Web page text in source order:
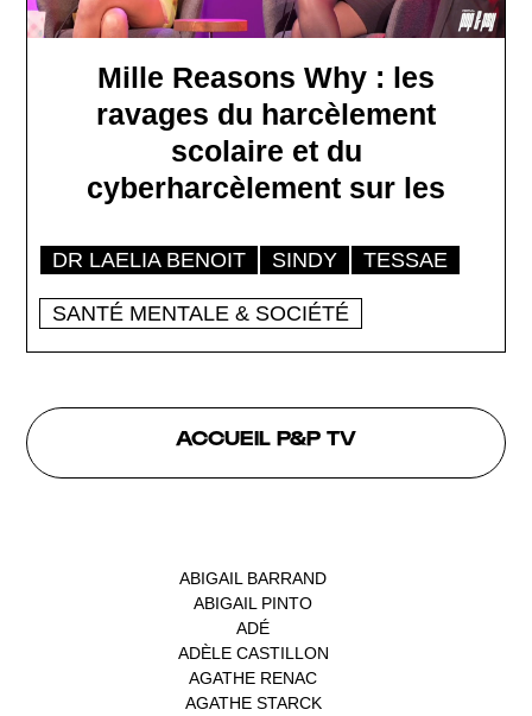
Mille Reasons Why : les
ravages du harcèlement
scolaire et du
cyberharcèlement sur les
DR LAELIA BENOIT SINDY TESSAE
SANTÉ MENTALE & SOCIÉTÉ
ACCUEIL P&P TV
ABIGAIL BARRAND
ABIGAIL PINTO
ADÉ
ADÈLE CASTILLON
AGATHE RENAC
AGATHE STARCK(1)